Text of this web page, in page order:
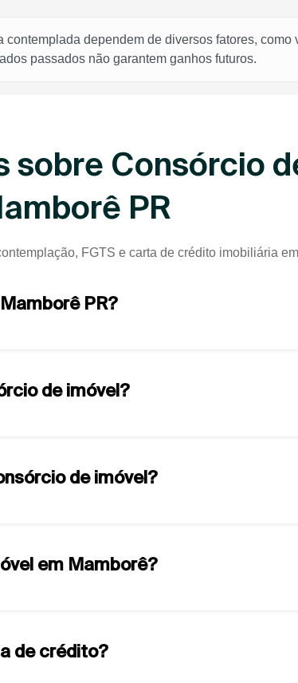
dependem de diversos fatores, como
passados não garantem ganhos futuros.
sobre Consórcio
PR
FGTS e carta de crédito imobiliária
PR?
de imóvel?
de imóvel?
em Mamborê?
de crédito?